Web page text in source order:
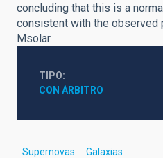
concluding that this is a
consistent with the observed
Msolar.
TIPO
CON ÁRBITRO
Supernovas Galaxias